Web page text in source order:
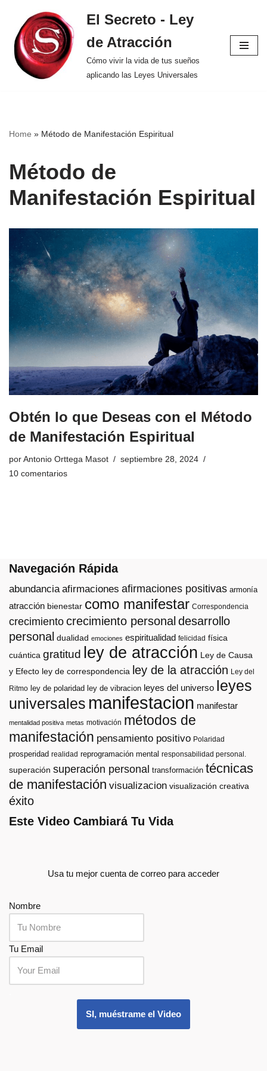
Saltar
al
contenido
El Secreto - Ley
de Atracción
Cómo vivir la vida de tus sueños
aplicando las Leyes Universales
Home » Método de Manifestación Espiritual
Método de
Manifestación Espiritual
Obtén lo que Deseas con el Método
de Manifestación Espiritual
por Antonio Orttega Masot
septiembre 28, 2024
10 comentarios
Navegación Rápida
abundancia afirmaciones afirmaciones positivas armonía
atracción bienestar como manifestar Correspondencia
crecimiento crecimiento personal desarrollo
personal dualidad emociones espiritualidad felicidad física
cuántica gratitud ley de atracción Ley de Causa
y Efecto ley de correspondencia ley de la atracción Ley del
Ritmo ley de polaridad ley de vibracion leyes del universo
leyes
universales manifestacion manifestar
mentalidad positiva metas motivación métodos de
manifestación pensamiento positivo Polaridad
prosperidad realidad reprogramación mental responsabilidad personal.
superación superación personal transformación técnicas
de manifestación visualizacion visualización creativa
éxito
Este Video Cambiará Tu Vida
Usa tu mejor cuenta de correo para acceder
Nombre
Tu Email
SI, muéstrame el Video